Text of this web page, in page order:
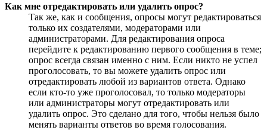
Как мне отредактировать или удалить опрос?
Так же, как и сообщения, опросы могут редактироваться
только их создателями, модераторами или
администраторами. Для редактирования опроса
перейдите к редактированию первого сообщения в теме;
опрос всегда связан именно с ним. Если никто не успел
проголосовать, то вы можете удалить опрос или
отредактировать любой из вариантов ответа. Однако
если кто-то уже проголосовал, то только модераторы
или администраторы могут отредактировать или
удалить опрос. Это сделано для того, чтобы нельзя было
менять варианты ответов во время голосования.